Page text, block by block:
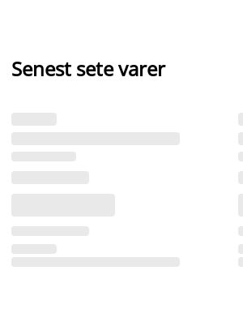
Senest sete varer